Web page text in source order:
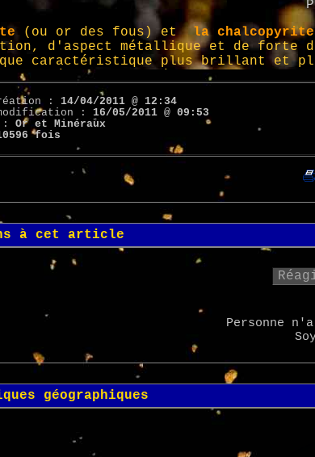
: 14/04/2011 @ 12:34
: 16/05/2011 @ 09:53
: Or et Minéraux
fois
à cet article
Personne
géographiques